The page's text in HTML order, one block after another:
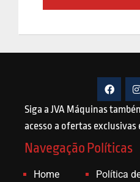
Siga a JVA Máquinas
acesso a ofertas exclusivas
Navegação
Home
Políticas
Política